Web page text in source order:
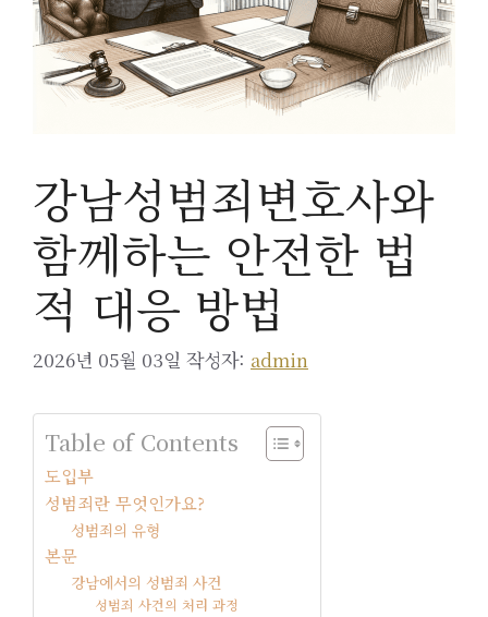
강남성범죄변호사와
함께하는 안전한 법
적 대응 방법
2026년 05월 03일 작성자: admin
Table of Contents
도입부
성범죄란 무엇인가요?
성범죄의 유형
본문
강남에서의 성범죄 사건
성범죄 사건의 처리 과정